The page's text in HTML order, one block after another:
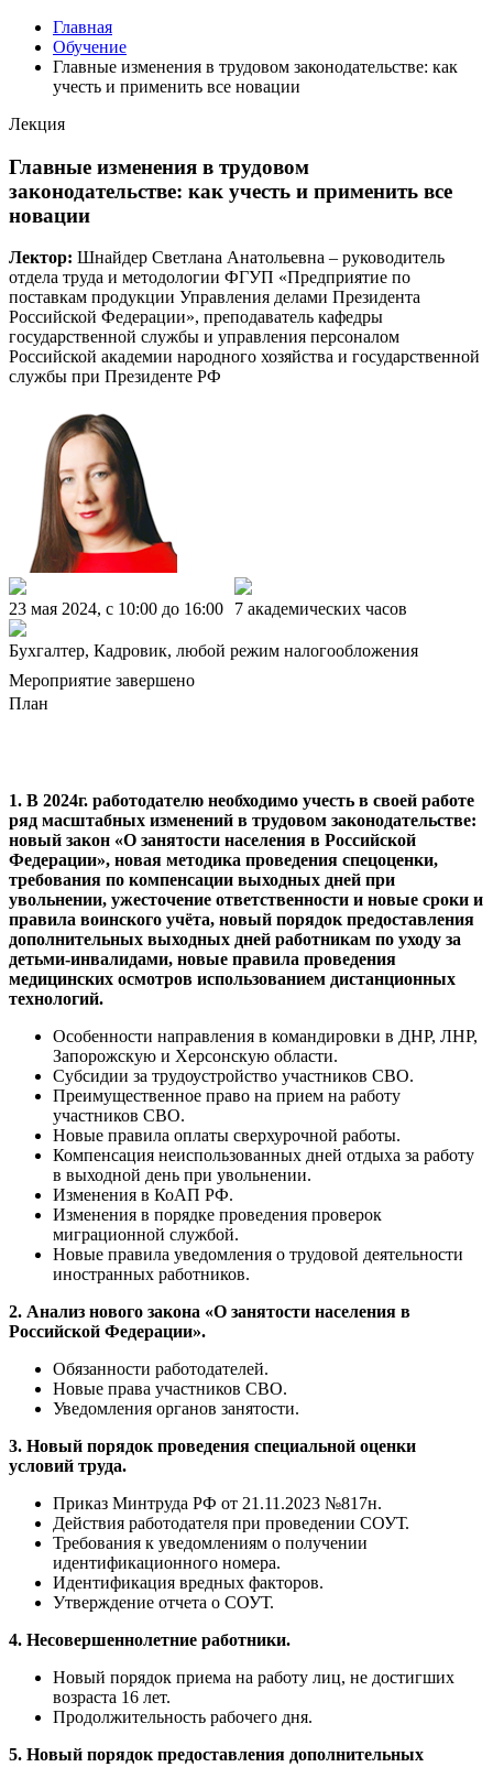
Главная
Обучение
Главные изменения в трудовом законодательстве: как
учесть и применить все новации
Лекция
Главные изменения в трудовом
законодательстве: как учесть и применить все
новации
Лектор: Шнайдер Светлана Анатольевна – руководитель
отдела труда и методологии ФГУП «Предприятие по
поставкам продукции Управления делами Президента
Российской Федерации», преподаватель кафедры
государственной службы и управления персоналом
Российской академии народного хозяйства и государственной
службы при Президенте РФ
23 мая 2024, c 10:00 до 16:00 7 академических часов
Бухгалтер, Кадровик, любой режим налогообложения
Мероприятие завершено
План
1. В 2024г. работодателю необходимо учесть в своей работе
ряд масштабных изменений в трудовом законодательстве:
новый закон «О занятости населения в Российской
Федерации», новая методика проведения спецоценки,
требования по компенсации выходных дней при
увольнении, ужесточение ответственности и новые сроки и
правила воинского учёта, новый порядок предоставления
дополнительных выходных дней работникам по уходу за
детьми-инвалидами, новые правила проведения
медицинских осмотров использованием дистанционных
технологий.
Особенности направления в командировки в ДНР, ЛНР,
Запорожскую и Херсонскую области.
Субсидии за трудоустройство участников СВО.
Преимущественное право на прием на работу
участников СВО.
Новые правила оплаты сверхурочной работы.
Компенсация неиспользованных дней отдыха за работу
в выходной день при увольнении.
Изменения в КоАП РФ.
Изменения в порядке проведения проверок
миграционной службой.
Новые правила уведомления о трудовой деятельности
иностранных работников.
2. Анализ нового закона «О занятости населения в
Российской Федерации».
Обязанности работодателей.
Новые права участников СВО.
Уведомления органов занятости.
3. Новый порядок проведения специальной оценки
условий труда.
Приказ Минтруда РФ от 21.11.2023 №817н.
Действия работодателя при проведении СОУТ.
Требования к уведомлениям о получении
идентификационного номера.
Идентификация вредных факторов.
Утверждение отчета о СОУТ.
4. Несовершеннолетние работники.
Новый порядок приема на работу лиц, не достигших
возраста 16 лет.
Продолжительность рабочего дня.
5. Новый порядок предоставления дополнительных